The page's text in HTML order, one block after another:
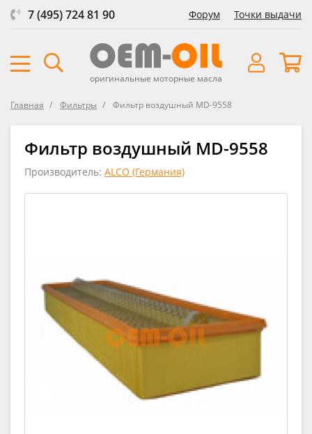
7 (495) 724 81 90 Форум Точки выдачи
оригинальные моторные масла
Главная Фильтры Фильтр воздушный MD-9558
Фильтр воздушный MD-9558
Производитель: ALCO (Германия)